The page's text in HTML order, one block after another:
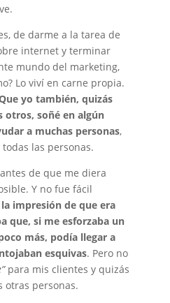
de darme a la tarea de
internet y terminar
mundo del marketing,
Lo viví en carne propia.
yo también, quizás
otros, soñé en algún
a muchas personas,
las personas.
de que me diera
Y no fue fácil
impresión de que era
que, si me esforzaba un
más, podía llegar a
esquivas. Pero no
para mis clientes y quizás
otras personas.